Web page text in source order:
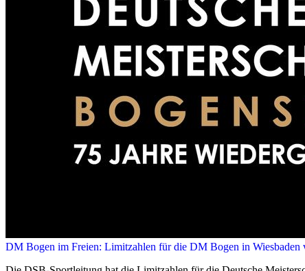
DM Bogen im Freien: Limitzahlen für die DM Bogen in Wiesbaden